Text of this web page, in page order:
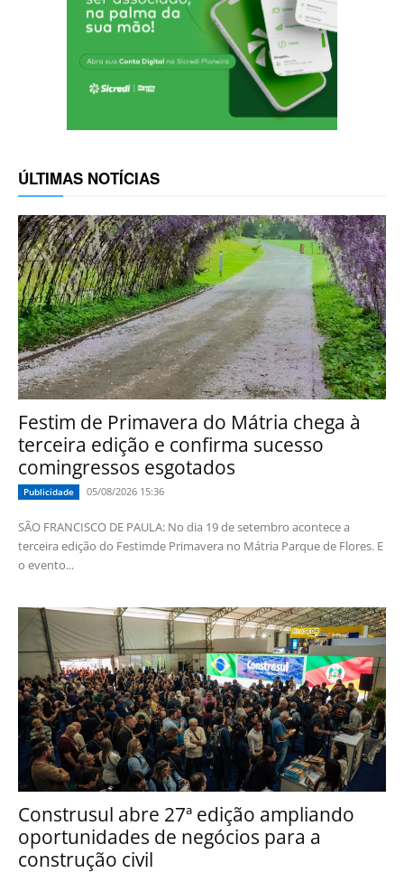
ÚLTIMAS NOTÍCIAS
Festim de Primavera do Mátria chega à
terceira edição e confirma sucesso
comingressos esgotados
Publicidade 05/08/2026 15:36
SÃO FRANCISCO DE PAULA: No dia 19 de setembro acontece a
terceira edição do Festimde Primavera no Mátria Parque de Flores. E
o evento...
Construsul abre 27ª edição ampliando
oportunidades de negócios para a
construção civil